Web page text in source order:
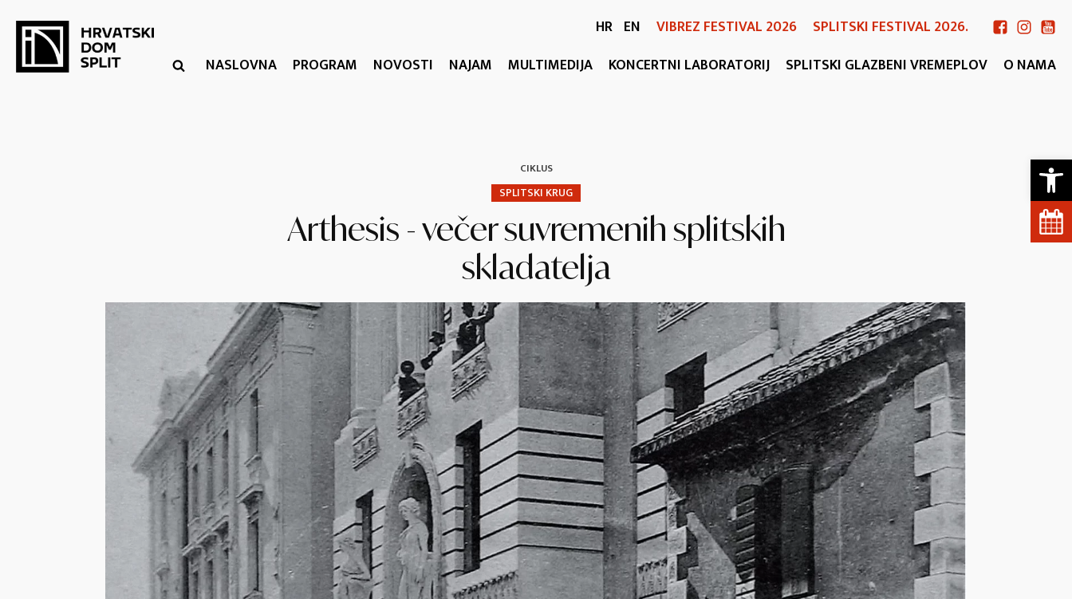
HR EN VIBREZ FESTIVAL 2026
SPLITSKI FESTIVAL 2026.
NASLOVNA
PROGRAM NOVOSTI NAJAM MULTIMEDIJA KONCERTNI LABORATORIJ SPLITSKI GLAZBENI VREMEPLOV O NAMA
CIKLUS
SPLITSKI KRUG
Arthesis - večer suvremenih splitskih
skladatelja